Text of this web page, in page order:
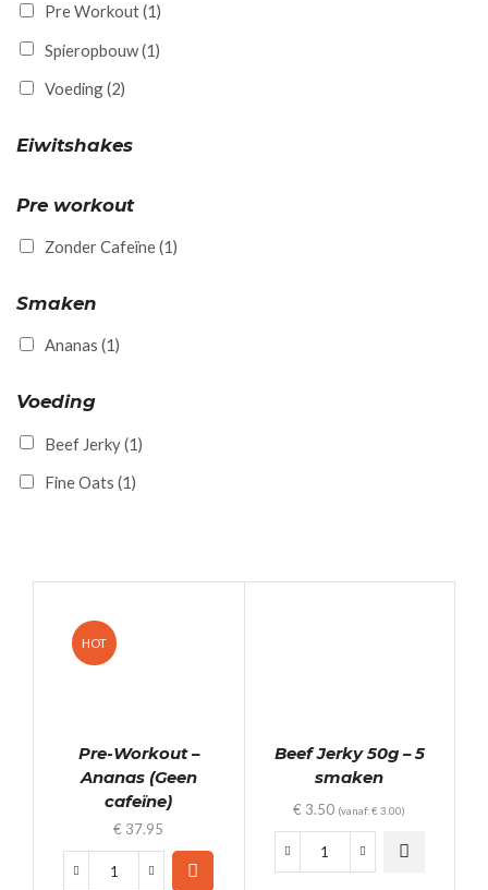
Pre Workout(1)
Spieropbouw(1)
Voeding(2)
Eiwitshakes
Pre workout
Zonder Cafeïne(1)
Smaken
Ananas (1)
Voeding
Beef Jerky(1)
Fine Oats (1)
HOT
Pre-Workout –
Ananas (Geen
cafeïne)
€ 37.95
Pre-
Beef Jerky 50g – 5
smaken
€ 3.50 (vanaf:€ 3.00)
Beef